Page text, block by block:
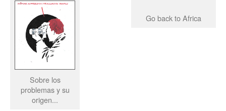
Sobre los
problemas y su
origen...
Go back to Africa